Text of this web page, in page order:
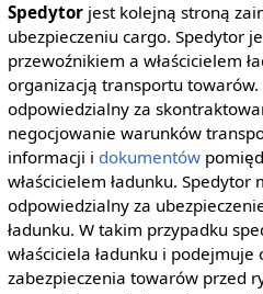
Spedytorjest kolejną stroną
ubezpieczeniu cargo. Spedytor
przewoźnikiem a właścicielem
organizacją transportu towarów.
odpowiedzialny za
negocjowanie warunków
informacji i dokumentów
właścicielem ładunku. Spedytor
odpowiedzialny za
ładunku. W takim przypadku
właściciela ładunku i
zabezpieczenia towarów przed